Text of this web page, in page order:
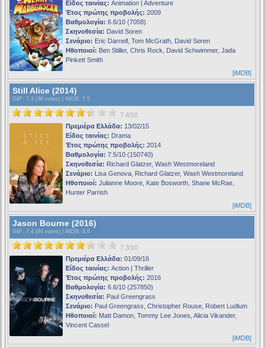
Είδος ταινίας: Animation | Adventure
Έτος πρώτης προβολής: 2009
Βαθμολογία: 6.6/10 (7058)
Σκηνοθεσία: David Soren
Σενάριο: Eric Darnell, Tom McGrath, David Soren
Ηθοποιοί: Ben Stiller, Chris Rock, David Schwimmer, Jada
Pinkett Smith
[iMDB]
Still Alice (2014)
S4F : 7.3 (36 votes) | iMDB: 7.5
7.4/10
Πρεμιέρα Ελλάδα: 13/02/15
Είδος ταινίας: Drama
Έτος πρώτης προβολής: 2014
Βαθμολογία: 7.5/10 (150740)
Σκηνοθεσία: Richard Glatzer, Wash Westmoreland
Σενάριο: Lisa Genova, Richard Glatzer, Wash Westmoreland
Ηθοποιοί: Julianne Moore, Kate Bosworth, Shane McRae,
Hunter Parrish
[iMDB]
Jason Bourne (2016)
S4F : 7.4 (94 votes) | iMDB: 6.6
7.3/10
Πρεμιέρα Ελλάδα: 01/09/16
Είδος ταινίας: Action | Thriller
Έτος πρώτης προβολής: 2016
Βαθμολογία: 6.6/10 (257850)
Σκηνοθεσία: Paul Greengrass
Σενάριο: Paul Greengrass, Christopher Rouse, Robert Ludlum
Ηθοποιοί: Matt Damon, Tommy Lee Jones, Alicia Vikander,
Vincent Cassel
[iMDB]